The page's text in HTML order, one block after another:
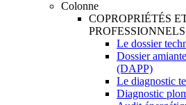
Colonne
COPROPRIÉTÉS
PROFESSIONNELS
Le dossier
Dossier
(DAPP)
Le diagnostic
Diagnostic